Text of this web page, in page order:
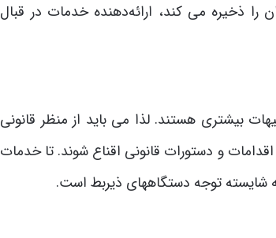
را ذخیره می کند، ارائه‌دهنده خدمات در قبال
بیشتری هستند. لذا می باید از منظر قانونی
و دستورات قانونی اقناع شوند. تا خدمات
که شایسته توجه دستگاههای ذیربط است.